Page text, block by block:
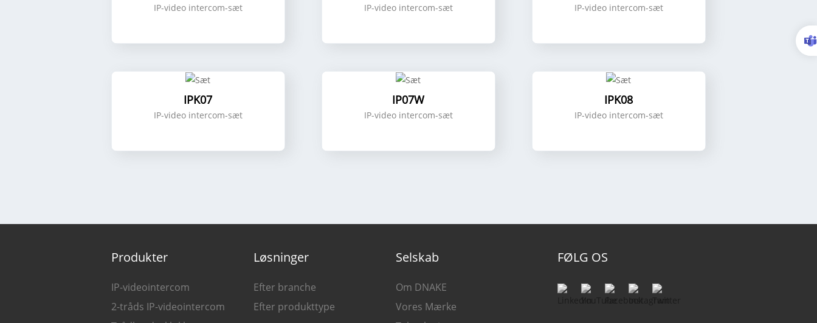
IP-video intercom-sæt IP-video intercom-sæt IP-video intercom-sæt
IPK07
IP-video intercom-sæt
IP07W
IP-video intercom-sæt
IPK08
IP-video intercom-sæt
Produkter
IP-videointercom
2-tråds IP-videointercom
Løsninger
Efter branche
Efter produkttype
Selskab
Om DNAKE
Vores Mærke
FØLG OS